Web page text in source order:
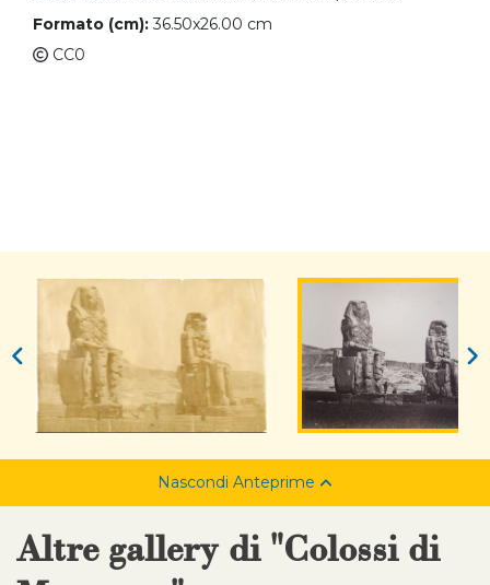
Formato (cm): 36.50x26.00 cm
CC0
Nascondi Anteprime
Altre gallery di "Colossi di